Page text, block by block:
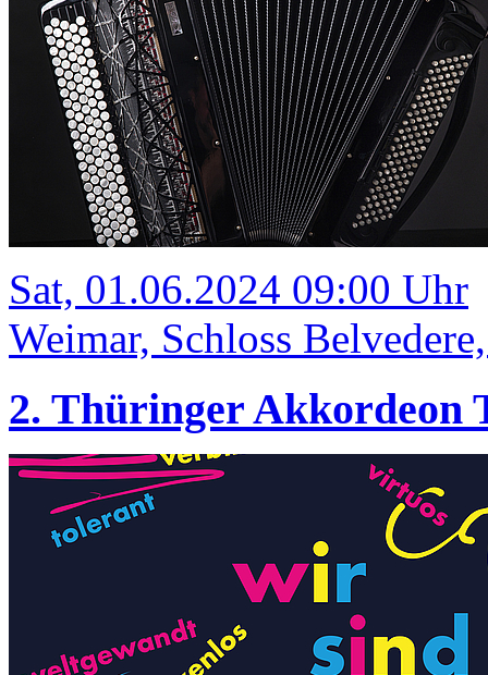
Sat, 01.06.2024 09:00 Uhr
Weimar, Schloss
2. Thüringer Akkordeon